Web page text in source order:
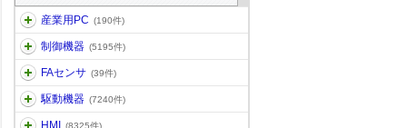
産業用PC (190件)
制御機器 (5195件)
FAセンサ (39件)
駆動機器 (7240件)
HMI (8325件)